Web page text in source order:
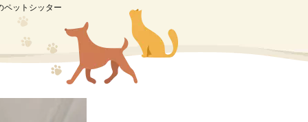
ペットシッター